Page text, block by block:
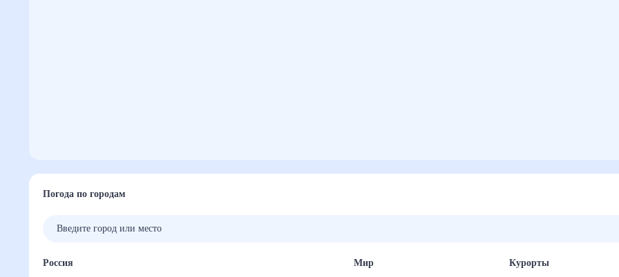
Погода по городам
Россия
Мир
Курорты